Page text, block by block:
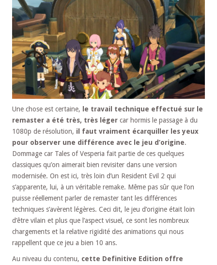
Une chose est certaine,
le travail technique effectué sur le
remaster a été très, très léger car hormis le passage à du
1080p de résolution, il faut vraiment écarquiller les yeux
pour observer une différence avec le jeu d’origine.
Dommage car Tales of Vesperia fait partie de ces quelques
classiques qu’on aimerait bien revisiter dans une version
modernisée. On est ici, très loin d’un Resident Evil 2 qui
s’apparente, lui, à un véritable remake. Même pas sûr que l’on
puisse réellement parler de remaster tant les différences
techniques s’avèrent légères. Ceci dit, le jeu d’origine était loin
d’être vilain et plus que l’aspect visuel, ce sont les nombreux
chargements et la relative rigidité des animations qui nous
rappellent que ce jeu a bien 10 ans.
Au niveau du contenu, cette Definitive Edition offre